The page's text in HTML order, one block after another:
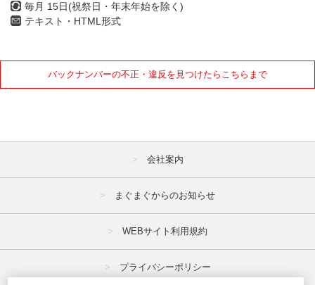
毎月 15日(祝祭日・年末年始を除く)
テキスト・HTML形式
バックナンバーの不正・違反を見つけたらこちらまで
会社案内
まぐまぐからのお知らせ
WEBサイト利用規約
プライバシーポリシー